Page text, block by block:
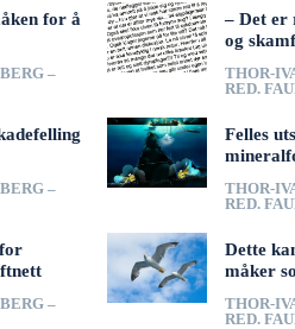
for å
–
–
–
– Det er
og
THOR-
RED.
Felles
THOR-
RED.
Dette
måker
THOR-
RED.